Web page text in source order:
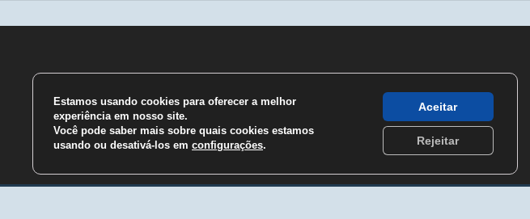
Estamos usando cookies para oferecer a melhor
experiência em nosso site.
Você pode saber mais sobre quais cookies estamos
usando ou desativá-los em configurações.
Aceitar
Rejeitar